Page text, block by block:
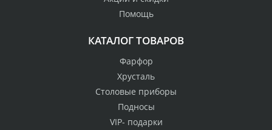
Помощь
КАТАЛОГ ТОВАРОВ
Фарфор
Хрусталь
Столовые приборы
Подносы
VIP- подарки